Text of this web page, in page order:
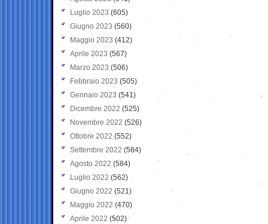
Luglio 2023 (605)
Giugno 2023 (560)
Maggio 2023 (412)
Aprile 2023 (567)
Marzo 2023 (506)
Febbraio 2023 (505)
Gennaio 2023 (541)
Dicembre 2022 (525)
Novembre 2022 (526)
Ottobre 2022 (552)
Settembre 2022 (584)
Agosto 2022 (584)
Luglio 2022 (562)
Giugno 2022 (521)
Maggio 2022 (470)
Aprile 2022 (502)